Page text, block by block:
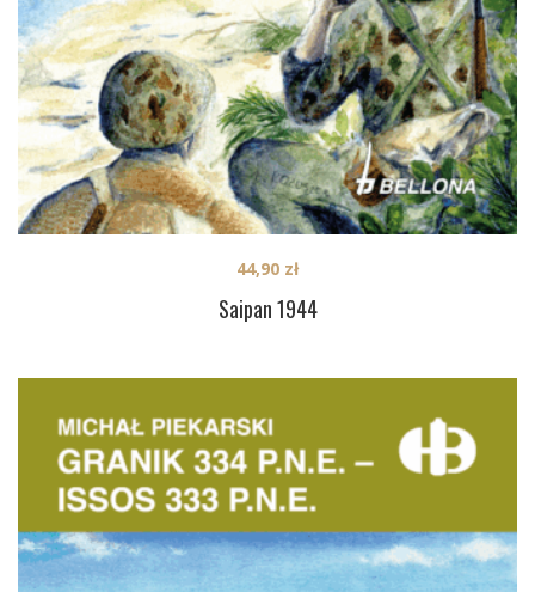
Saipan 1944
44,90 zł